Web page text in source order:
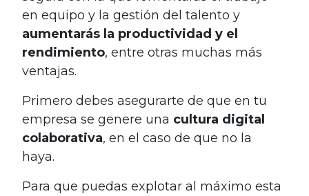
en equipo y la gestión del talento y
aumentarás la productividad y el
rendimiento, entre otras muchas más
ventajas.
Primero debes asegurarte de que en tu
empresa se genere una cultura digital
colaborativa, en el caso de que no la
haya.
Para que puedas explotar al máximo esta